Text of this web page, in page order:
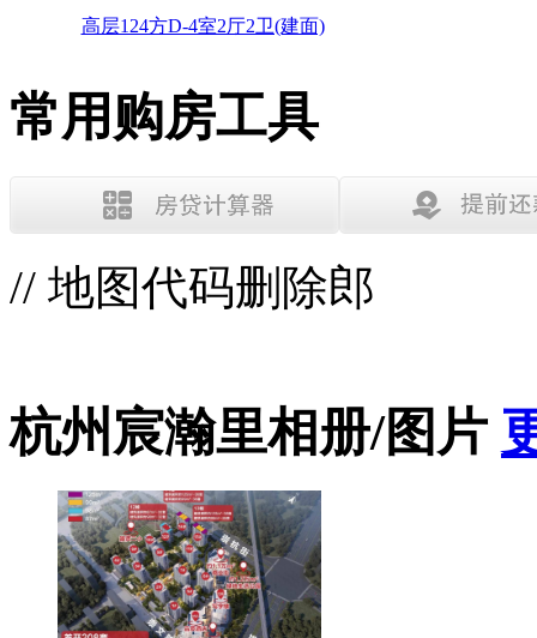
高层124方D-4室2厅2卫(建面)
常用购房工具
// 地图代码删除郎
杭州宸瀚里相册/图片